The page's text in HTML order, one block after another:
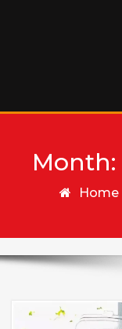
Month:
Home